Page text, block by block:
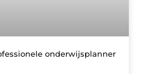
onderwijsplanner